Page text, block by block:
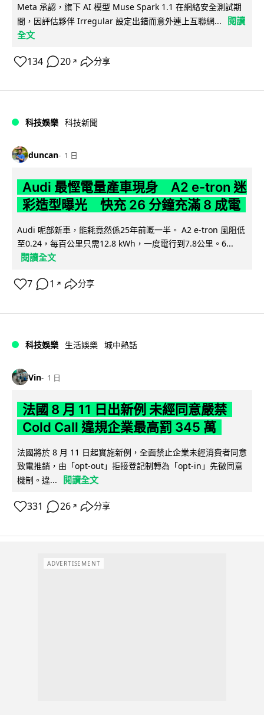
Meta 承認，旗下 AI 模型 Muse Spark 1.1 在網絡安全測試期
間，因評估夥伴 Irregular 設定出錯而意外連上互聯網...
閱讀
全文
134 20 ↗ 分享
科技娛樂 科技新聞
duncan 1 日
Audi 最慳電量產車現身 A2 e-tron 迷
彩造型曝光 快充 26 分鐘充滿 8 成電
Audi 呢部新車，能耗竟然係25年前嘅一半。 A2 e-tron 風阻低
至0.24，每百公里只需12.8 kWh，一度電行到7.8公里。6...
閱讀全文
7 1 ↗ 分享
科技娛樂 生活娛樂 城中熱話
Vin 1 日
法國 8 月 11 日出新例 未經同意嚴禁
Cold Call 違規企業最高罰 345 萬
法國將於 8 月 11 日起實施新例，全面禁止企業未經消費者同意
致電推銷，由「opt-out」拒接登記制轉為「opt-in」先徵同意
機制。違...
閱讀全文
331 26 ↗ 分享
ADVERTISEMENT